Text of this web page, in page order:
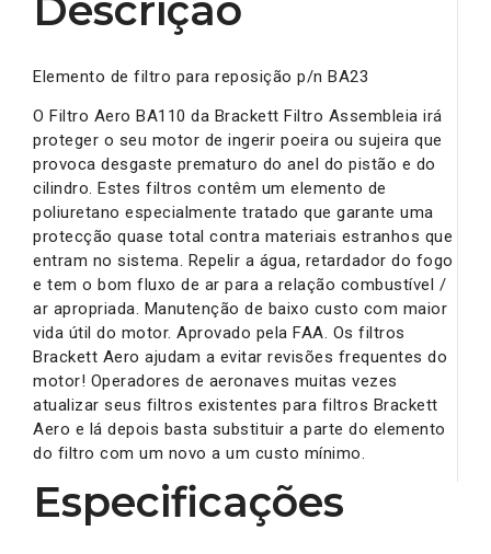
Elemento de filtro para reposição p/n BA23
O Filtro Aero BA110 da Brackett Filtro Assembleia irá
proteger o seu motor de ingerir poeira ou sujeira que
provoca desgaste prematuro do anel do pistão e do
cilindro. Estes filtros contêm um elemento de
poliuretano especialmente tratado que garante uma
protecção quase total contra materiais estranhos que
entram no sistema. Repelir a água, retardador do fogo
e tem o bom fluxo de ar para a relação combustível /
ar apropriada. Manutenção de baixo custo com maior
vida útil do motor. Aprovado pela FAA. Os filtros
Brackett Aero ajudam a evitar revisões frequentes do
motor! Operadores de aeronaves muitas vezes
atualizar seus filtros existentes para filtros Brackett
Aero e lá depois basta substituir a parte do elemento
do filtro com um novo a um custo mínimo.
Especificações